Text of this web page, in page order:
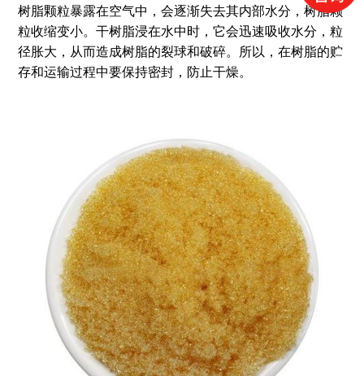
树脂颗粒暴露在空气中，会逐渐失去其内部水分，树脂颗
粒收缩变小。干树脂浸在水中时，它会迅速吸收水分，粒
径胀大，从而造成树脂的裂球和破碎。所以，在树脂的贮
存和运输过程中要保持密封，防止干燥。